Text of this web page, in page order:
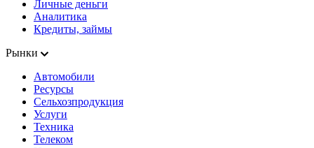
Личные деньги
Аналитика
Кредиты, займы
Рынки
Автомобили
Ресурсы
Сельхозпродукция
Услуги
Техника
Телеком